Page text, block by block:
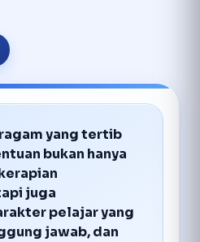
yang tertib
bukan hanya
juga
pelajar yang
jawab, dan